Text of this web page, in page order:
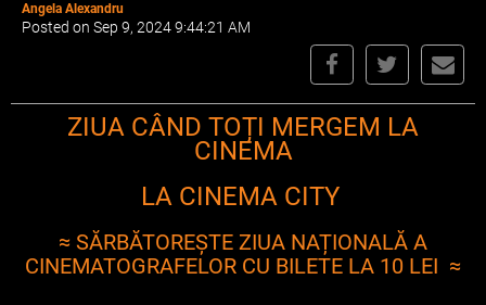
Angela Alexandru
Posted on Sep 9, 2024 9:44:21 AM
ZIUA CÂND TOȚI MERGEM LA
CINEMA
LA CINEMA CITY
≈ SĂRBĂTOREȘTE ZIUA NAȚIONALĂ A
CINEMATOGRAFELOR CU BILETE LA 10 LEI ≈